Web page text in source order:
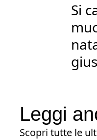
Si
Leggi
Scopri tutte le